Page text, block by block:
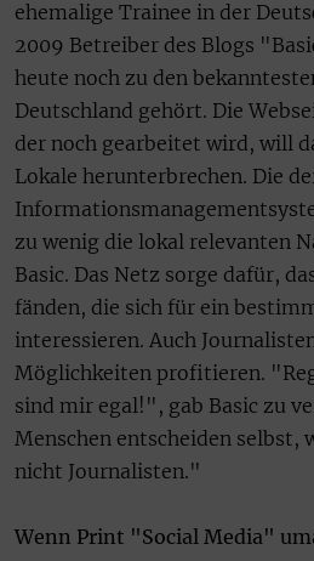
ehemalige Trainee in der
2009 Betreiber des Blogs
heute noch zu den
Deutschland gehört. Die
der noch gearbeitet wird, will
Lokale herunterbrechen. Die
zu wenig die lokal relevanten
Basic. Das Netz sorge dafür,
fänden, die sich für ein
interessieren. Auch
Möglichkeiten profitieren.
sind mir egal!", gab Basic zu
Menschen entscheiden selbst,
nicht Journalisten."
Wenn Print "Social Media"